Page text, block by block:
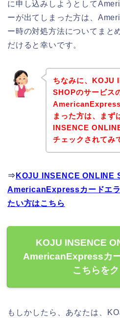
に申し込みしようとして
ーが出てしまった方は、
ー時の対処方法についてまと
だけると幸いです。
ちなみに、KOJU
SHOPのサービス
AmericanExpress
まった方は、まず
INSENCE
チェックされてみ
⇒ KOJU INSENCE ONLINE
AmericanExpressカードエ
たい方はこちら
KOJU INSENCE
AmericanExpressカ
こちらを
もしかしたら、あなたは、